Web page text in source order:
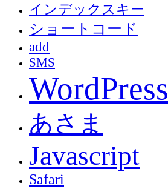
インデックスキー
ショートコード
add
SMS
WordPress
あさま
Javascript
Safari